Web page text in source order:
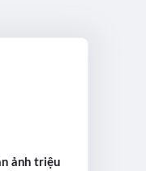
ảnh triệu